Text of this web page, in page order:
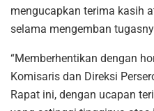
mengucapkan terima kasih
selama mengemban
“Memberhentikan dengan
Komisaris dan Direksi
Rapat ini, dengan ucapan